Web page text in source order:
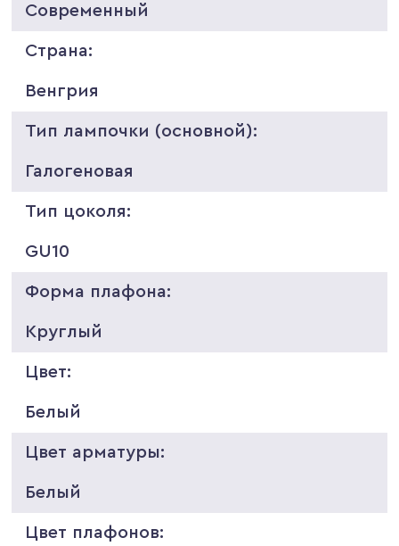
Современный
Страна:
Венгрия
Тип лампочки (основной):
Галогеновая
Тип цоколя:
GU10
Форма плафона:
Круглый
Цвет:
Белый
Цвет арматуры:
Белый
Цвет плафонов: